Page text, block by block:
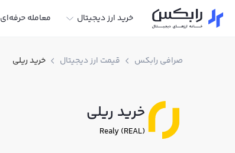
خرید ارز دیجیتال معامله حرفه‌ای
صرافی رابکس قیمت ارز دیجیتال خرید ریلی
خرید ریلی
Realy (REAL)